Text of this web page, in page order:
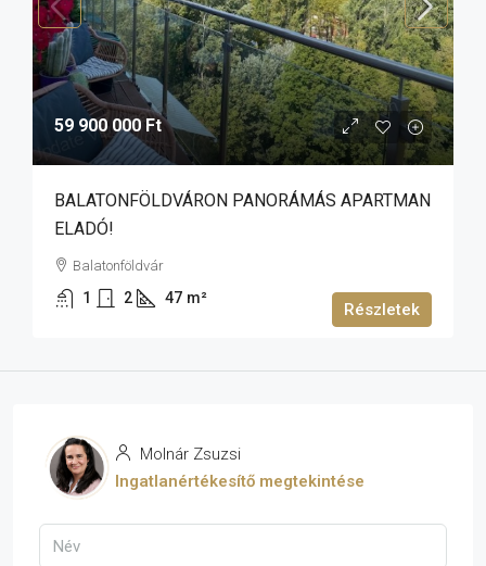
59 900 000 Ft
BALATONFÖLDVÁRON PANORÁMÁS APARTMAN
ELADÓ!
Balatonföldvár
1 2 47 m²
Részletek
Molnár Zsuzsi
Ingatlanértékesítő megtekintése